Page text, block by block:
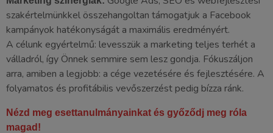
szakértelmünkkel összehangoltan támogatjuk a Facebook
kampányok hatékonyságát a maximális eredményért.
A célunk egyértelmű: levesszük a marketing teljes terhét a
válladról, így Önnek semmire sem lesz gondja. Fókuszáljon
arra, amiben a legjobb: a cége vezetésére és fejlesztésére. A
folyamatos és profitábilis vevőszerzést pedig bízza ránk.
Nézd meg esettanulmányainkat és győződj meg róla
magad!